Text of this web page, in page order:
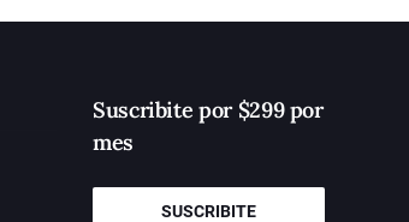
Suscribite por $299 por
mes
SUSCRIBITE